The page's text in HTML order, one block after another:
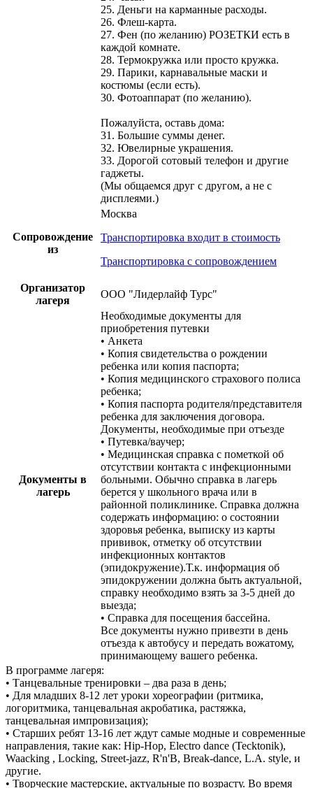
25. Деньги на карманные расходы.
26. Флеш-карта.
27. Фен (по желанию) РОЗЕТКИ есть в
каждой комнате.
28. Термокружка или просто кружка.
29. Парики, карнавальные маски и
костюмы (если есть).
30. Фотоаппарат (по желанию).
Пожалуйста, оставь дома:
31. Большие суммы денег.
32. Ювелирные украшения.
33. Дорогой сотовый телефон и другие
гаджеты.
(Мы общаемся друг с другом, а не с
дисплеями.)
Сопровождение
из
Москва
Транспортировка входит в стоимость
Транспортировка с сопровождением
Организатор
лагеря
ООО "Лидерлайф Турс"
Документы в
лагерь
Необходимые документы для
приобретения путевки
• Анкета
• Копия свидетельства о рождении
ребенка или копия паспорта;
• Копия медицинского страхового полиса
ребенка;
• Копия паспорта родителя/представителя
ребенка для заключения договора.
Документы, необходимые при отъезде
• Путевка/ваучер;
• Медицинская справка с пометкой об
отсутствии контакта с инфекционными
больными. Обычно справка в лагерь
берется у школьного врача или в
районной поликлинике. Справка должна
содержать информацию: о состоянии
здоровья ребенка, выписку из карты
прививок, отметку об отсутствии
инфекционных контактов
(эпидокружение).Т.к. информация об
эпидокружении должна быть актуальной,
справку необходимо взять за 3-5 дней до
выезда;
• Справка для посещения бассейна.
Все документы нужно привезти в день
отъезда к автобусу и передать вожатому,
принимающему вашего ребенка.
В программе лагеря:
• Танцевальные тренировки – два раза в день;
• Для младших 8-12 лет уроки хореографии (ритмика,
логоритмика, танцевальная акробатика, растяжка,
танцевальная импровизация);
• Старших ребят 13-16 лет ждут самые модные и современные
направления, такие как: Hip-Hop, Electro dance (Tecktonik),
Waacking , Locking, Street-jazz, R'n'B, Break-dance, L.A. style, и
другие.
• Творческие мастерские, актуальные по возрасту. Во время